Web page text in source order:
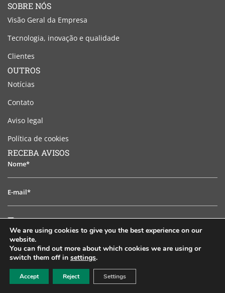
SOBRE NÓS
Visão Geral da Empresa
Tecnologia, inovação e qualidade
Clientes
OUTROS
Notícias
Contato
Aviso legal
Política de cookies
RECEBA AVISOS
Nome*
E-
Li
e
aceito
o
aviso
legal
Li e aceito o aviso legal
SUBSCREVER
EN ES
We are using cookies to give you the best experience on our
website.
You can find out more about which cookies we are using or
switch them off in settings.
Accept Reject Settings